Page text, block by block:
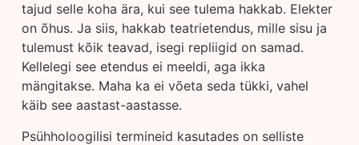
tajud selle koha ära, kui see tulema hakkab. Elekter
on õhus. Ja siis, hakkab teatrietendus, mille sisu ja
tulemust kõik teavad, isegi repliigid on samad.
Kellelegi see etendus ei meeldi, aga ikka
mängitakse. Maha ka ei võeta seda tükki, vahel
käib see aastast-aastasse.
Psühholoogilisi termineid kasutades on selliste